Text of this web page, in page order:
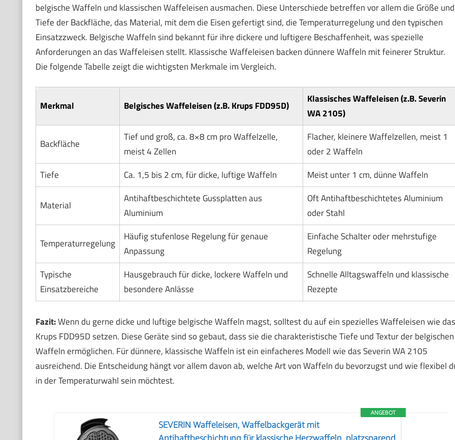
belgische Waffeln und klassischen Waffeleisen ausmachen. Diese Unterschiede betreffen vor allem die Größe und
Tiefe der Backfläche, das Material, mit dem die Eisen gefertigt sind, die Temperaturregelung und den typischen
Einsatzzweck. Belgische Waffeln sind bekannt für ihre dickere und luftigere Beschaffenheit, was spezielle
Anforderungen an das Waffeleisen stellt. Klassische Waffeleisen backen dünnere Waffeln mit feinerer Struktur.
Die folgende Tabelle zeigt die wichtigsten Merkmale im Vergleich.
Merkmal Belgisches Waffeleisen (z.B. Krups FDD95D)
Klassisches Waffeleisen (z.B. Severin
WA 2105)
Backfläche
Tief und groß, ca. 8×8 cm pro Waffelzelle,
meist 4 Zellen
Flacher, kleinere Waffelzellen, meist 1
oder 2 Waffeln
Tiefe
Ca. 1,5 bis 2 cm, für dicke, luftige Waffeln Meist unter 1 cm, dünne Waffeln
Material
Antihaftbeschichtete Gussplatten aus
Aluminium
Oft Antihaftbeschichtetes Aluminium
oder Stahl
Temperaturregelung
Häufig stufenlose Regelung für genaue
Anpassung
Einfache Schalter oder mehrstufige
Regelung
Typische
Einsatzbereiche
Hausgebrauch für dicke, lockere Waffeln und
besondere Anlässe
Schnelle Alltagswaffeln und klassische
Rezepte
Fazit:Wenn du gerne dicke und luftige belgische Waffeln magst, solltest du auf ein spezielles Waffeleisen wie das
Krups FDD95D setzen. Diese Geräte sind so gebaut, dass sie die charakteristische Tiefe und Textur der belgischen
Waffeln ermöglichen. Für dünnere, klassische Waffeln ist ein einfacheres Modell wie das Severin WA 2105
ausreichend. Die Entscheidung hängt vor allem davon ab, welche Art von Waffeln du bevorzugst und wie flexibel
in der Temperaturwahl sein möchtest.
ANGEBOT
SEVERIN Waffeleisen, Waffelbackgerät mit
Antihaftbeschichtung für klassische Herzwaffeln, platzsparend